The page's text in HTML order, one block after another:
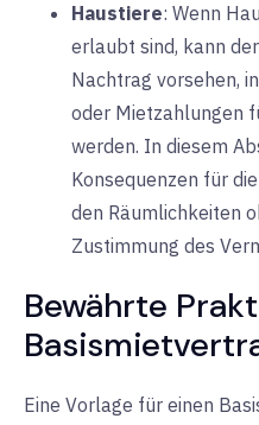
Haustiere: Wenn
erlaubt sind, kann
Nachtrag vorsehen,
oder Mietzahlungen
werden. In diesem
Konsequenzen für
den Räumlichkeiten
Zustimmung des
Bewährte
Eine Vorlage für einen